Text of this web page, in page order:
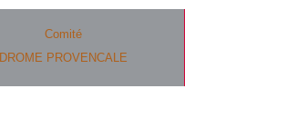
Comité
DROME PROVENCALE